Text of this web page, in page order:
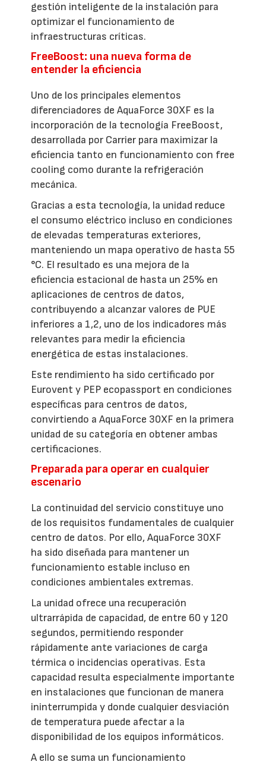
gestión inteligente de la instalación para
optimizar el funcionamiento de
infraestructuras críticas.
FreeBoost: una nueva forma de
entender la eficiencia
Uno de los principales elementos
diferenciadores de AquaForce 30XF es la
incorporación de la tecnología FreeBoost,
desarrollada por Carrier para maximizar la
eficiencia tanto en funcionamiento con free
cooling como durante la refrigeración
mecánica.
Gracias a esta tecnología, la unidad reduce
el consumo eléctrico incluso en condiciones
de elevadas temperaturas exteriores,
manteniendo un mapa operativo de hasta 55
°C. El resultado es una mejora de la
eficiencia estacional de hasta un 25% en
aplicaciones de centros de datos,
contribuyendo a alcanzar valores de PUE
inferiores a 1,2, uno de los indicadores más
relevantes para medir la eficiencia
energética de estas instalaciones.
Este rendimiento ha sido certificado por
Eurovent y PEP ecopassport en condiciones
específicas para centros de datos,
convirtiendo a AquaForce 30XF en la primera
unidad de su categoría en obtener ambas
certificaciones.
Preparada para operar en cualquier
escenario
La continuidad del servicio constituye uno
de los requisitos fundamentales de cualquier
centro de datos. Por ello, AquaForce 30XF
ha sido diseñada para mantener un
funcionamiento estable incluso en
condiciones ambientales extremas.
La unidad ofrece una recuperación
ultrarrápida de capacidad, de entre 60 y 120
segundos, permitiendo responder
rápidamente ante variaciones de carga
térmica o incidencias operativas. Esta
capacidad resulta especialmente importante
en instalaciones que funcionan de manera
ininterrumpida y donde cualquier desviación
de temperatura puede afectar a la
disponibilidad de los equipos informáticos.
A ello se suma un funcionamiento